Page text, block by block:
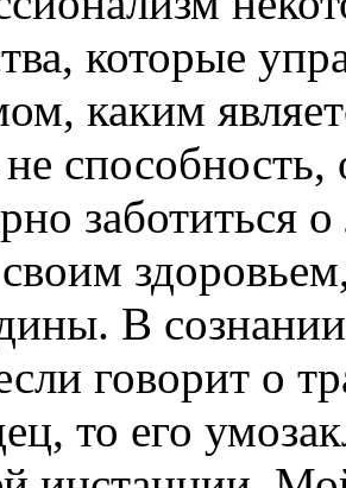
которые
каким
заботиться
В
говорит о
то его